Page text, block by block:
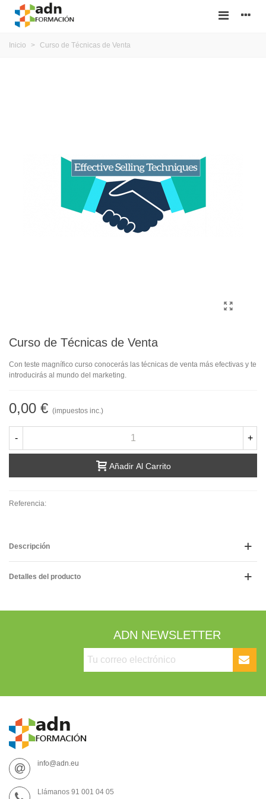
Inicio > Curso de Técnicas de Venta
Curso de Técnicas de Venta
Con teste magnífico curso conocerás las técnicas de venta más efectivas y te
introducirás al mundo del marketing.
0,00 € (impuestos inc.)
- +
Añadir Al Carrito
Referencia:
Descripción
Detalles del producto
ADN NEWSLETTER
info@adn.eu
Llámanos 91 001 04 05